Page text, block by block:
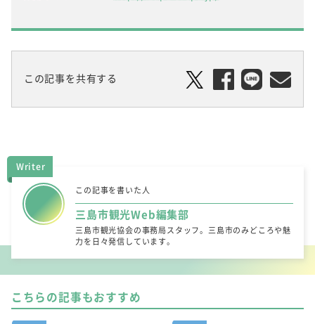
この記事を共有する
Writer
この記事を書いた人
三島市観光Web編集部
三島市観光協会の事務局スタッフ。三島市のみどころや魅
力を日々発信しています。
こちらの記事もおすすめ